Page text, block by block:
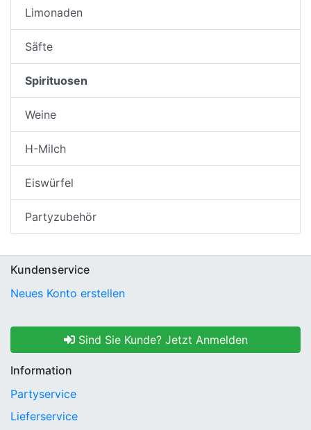
Limonaden
Säfte
Spirituosen
Weine
H-Milch
Eiswürfel
Partyzubehör
Kundenservice
Neues Konto erstellen
Sind Sie Kunde? Jetzt Anmelden
Information
Partyservice
Lieferservice